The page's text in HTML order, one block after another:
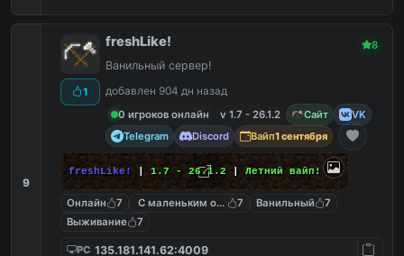
9
1
freshLike! 8
Ванильный сервер!
добавлен 904 дн назад
0 игроков онлайн
v 1.7 - 26.1.2 Сайт
VK
Telegram
Discord Вайп1 сентября
freshLike! 1.7 - 26.1.2 | Летний вайп!
Онлайн 7 С маленьким онлайном
7 Ванильный
7
Выживание
7
PC 135.181.141.62:4009